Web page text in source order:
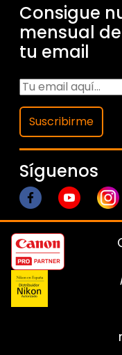
Consigue
mensual
tu email
Suscribirme
Síguenos